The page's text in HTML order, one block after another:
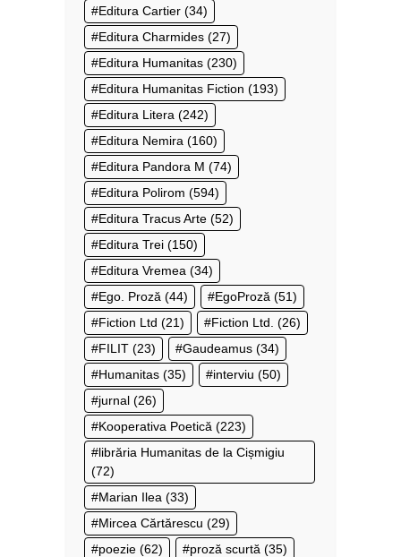
Editura Cartier (34)
Editura Charmides (27)
Editura Humanitas (230)
Editura Humanitas Fiction (193)
Editura Litera (242)
Editura Nemira (160)
Editura Pandora M (74)
Editura Polirom (594)
Editura Tracus Arte (52)
Editura Trei (150)
Editura Vremea (34)
Ego. Proză (44) EgoProză (51)
Fiction Ltd (21) Fiction Ltd. (26)
FILIT (23) Gaudeamus (34)
Humanitas (35) interviu (50)
jurnal (26)
Kooperativa Poetică (223)
librăria Humanitas de la Cișmigiu
(72)
Marian Ilea (33)
Mircea Cărtărescu (29)
poezie (62) proză scurtă (35)